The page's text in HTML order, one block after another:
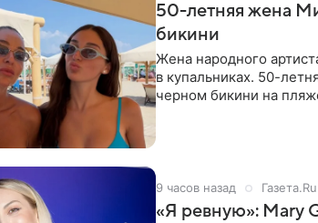
50-летняя жена
бикини
Жена народного
в купальниках. 50-
черном бикини на
9 часов назад Газета.Ru
«Я ревную»: Mary